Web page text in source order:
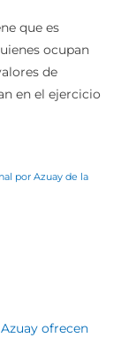
ocupan
de
en el ejercicio